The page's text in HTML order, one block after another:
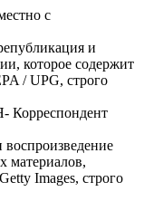
с
и
которое содержит
/ UPG, строго
Корреспондент
материалов,
Images, строго